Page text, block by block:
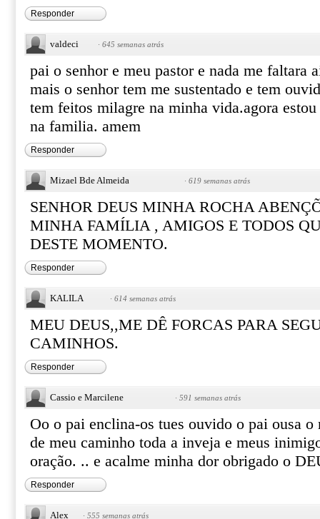
Responder
valdeci · 645 semanas atrás
pai o senhor e meu pastor e nada me faltara
mais o senhor tem me sustentado e tem
tem feitos milagre na minha vida.agora
na familia. amem
Responder
Mizael Bde Almeida · 619 semanas atrás
SENHOR DEUS MINHA ROCHA
MINHA FAMÍLIA , AMIGOS E TODOS
DESTE MOMENTO.
Responder
KALILA · 614 semanas atrás
MEU DEUS,,ME DÊ FORCAS PARA
CAMINHOS.
Responder
Cassio e Marcilene · 591 semanas atrás
Oo o pai enclina-os tues ouvido o pai ousa
de meu caminho toda a inveja e meus
oração. .. e acalme minha dor obrigado o
Responder
Alex · 555 semanas atrás